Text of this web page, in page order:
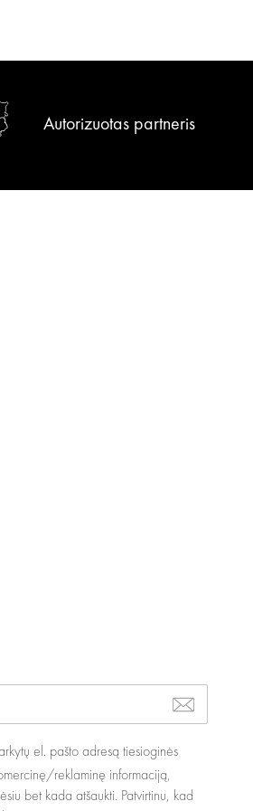
Autorizuotas partneris
el. pašto adresą tiesioginės
reklaminę informaciją,
bet kada atšaukti. Patvirtinu, kad